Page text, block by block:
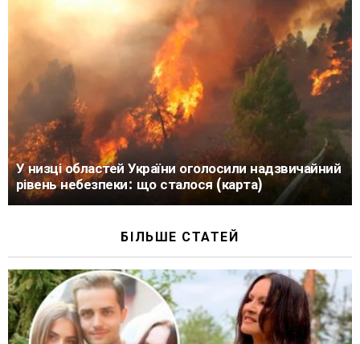
У низці областей України оголосили надзвичайний
рівень небезпеки: що сталося (карта)
БІЛЬШЕ СТАТЕЙ